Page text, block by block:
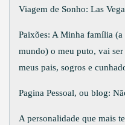
Viagem de Sonho: Las
Paixões: A Minha família
mundo) o meu puto, vai
meus pais, sogros e
Pagina Pessoal, ou blog:
A personalidade que mais